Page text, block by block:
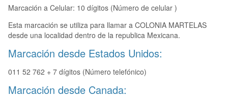
Marcación a Celular: 10 dígitos (Número de celular )
Esta marcación se utiliza para llamar a COLONIA MARTELAS
desde una localidad dentro de la republica Mexicana.
Marcación desde Estados Unidos:
011 52 762 + 7 dígitos (Número telefónico)
Marcación desde Canada: